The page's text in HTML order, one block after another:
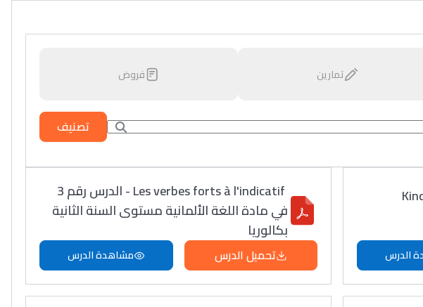
تمارين فروض
تصنيف
الدرس
Les verbes forts à l'indicatif - الدرس رقم 3
في مادة اللغة الألمانية مستوى السنة الثانية
بكالوريا
تحميل الدرس مشاهدة الدرس